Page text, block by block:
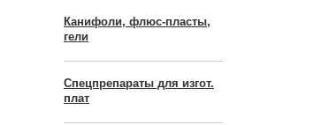
Канифоли, флюс-пласты,
гели
Спецпрепараты для изгот.
плат